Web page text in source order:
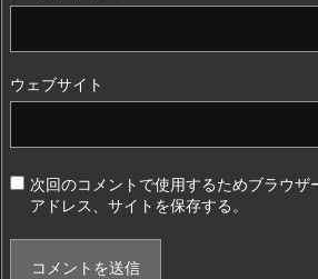
ウェブサイト
次回のコメントで使用するためブラウザ
アドレス、サイトを保存する。